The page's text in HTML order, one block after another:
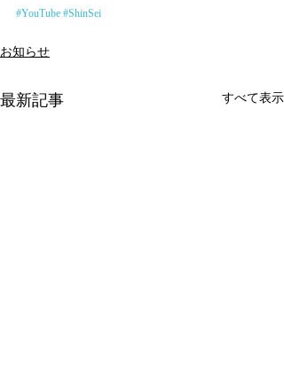
#YouTube #ShinSei
お知らせ
最新記事 すべて表示